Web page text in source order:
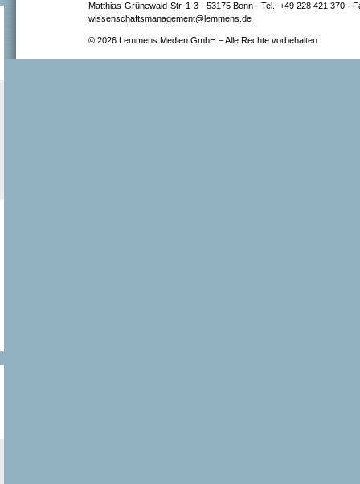
Matthias-Grünewald-Str. 1-3 · 53175 Bonn · Tel.: +49 228 421 370 ·
wissenschaftsmanagement@lemmens.de
© 2026 Lemmens Medien GmbH – Alle Rechte vorbehalten